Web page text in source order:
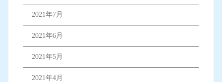
2021年7月
2021年6月
2021年5月
2021年4月